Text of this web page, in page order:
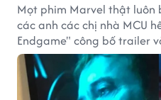
Mọt phim Marvel thật
các anh các chị nhà MCU
Endgame" công bố trailer
fan đã chế ảnh meme đầy